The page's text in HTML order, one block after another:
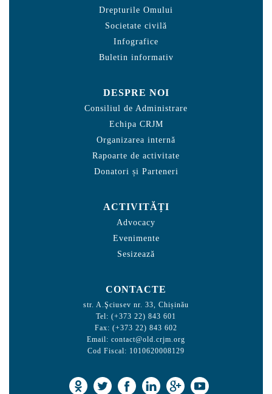
Drepturile Omului
Societate civilă
Infografice
Buletin informativ
DESPRE NOI
Consiliul de Administrare
Echipa CRJM
Organizarea internă
Rapoarte de activitate
Donatori și Parteneri
ACTIVITĂȚI
Advocacy
Evenimente
Sesizează
CONTACTE
str. A.Şciusev nr. 33, Chișinău
Tel: (+373 22) 843 601
Fax: (+373 22) 843 602
Email: contact@old.crjm.org
Cod Fiscal: 1010620008129